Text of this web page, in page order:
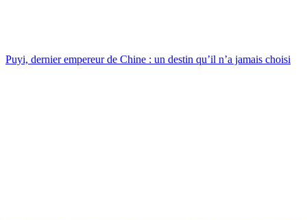
Puyi, dernier empereur de Chine : un destin qu’il n’a jamais choisi